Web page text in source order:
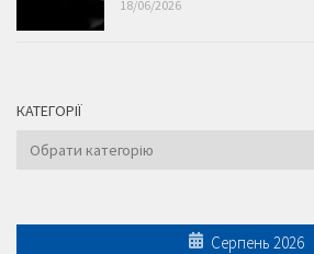
18/06/2026
КАТЕГОРІЇ
Категорії
Серпень 2026